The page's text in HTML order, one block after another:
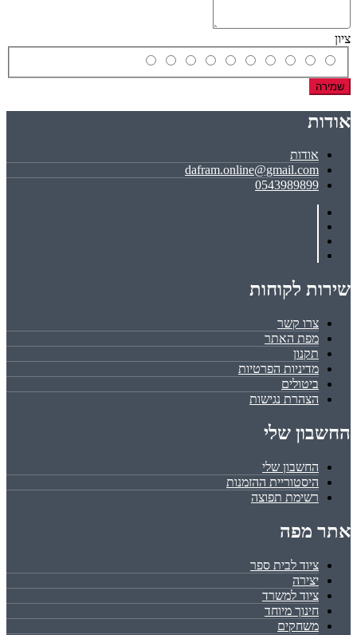
ציון
שמירה
אודות
אודות
dafram.online@gmail.com
0543989899
שירות לקוחות
צרו קשר
מפת האתר
תקנון
מדיניות הפרטיות
ביטולים
הצהרת נגישות
החשבון שלי
החשבון שלי
היסטוריית ההזמנות
רשימת תפוצה
אתר מפה
ציוד לבית ספר
יצירה
ציוד למשרד
חינוך מיוחד
משחקים